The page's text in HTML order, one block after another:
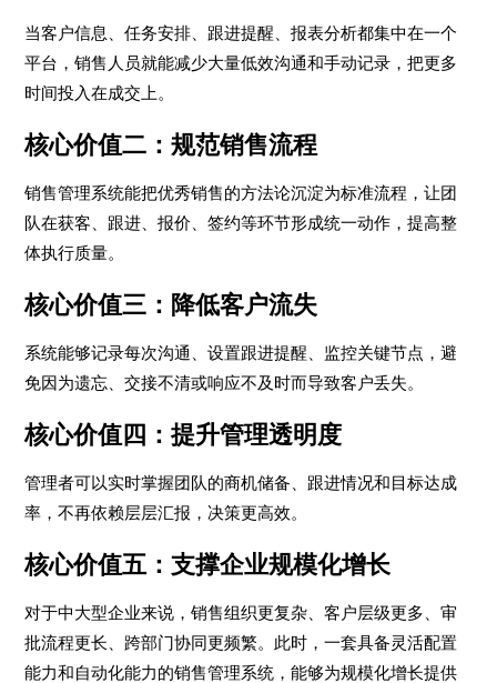
当客户信息、任务安排、跟进提醒、报表分析都集中在一个
平台，销售人员就能减少大量低效沟通和手动记录，把更多
时间投入在成交上。
核心价值二：规范销售流程
销售管理系统能把优秀销售的方法论沉淀为标准流程，让团
队在获客、跟进、报价、签约等环节形成统一动作，提高整
体执行质量。
核心价值三：降低客户流失
系统能够记录每次沟通、设置跟进提醒、监控关键节点，避
免因为遗忘、交接不清或响应不及时而导致客户丢失。
核心价值四：提升管理透明度
管理者可以实时掌握团队的商机储备、跟进情况和目标达成
率，不再依赖层层汇报，决策更高效。
核心价值五：支撑企业规模化增长
对于中大型企业来说，销售组织更复杂、客户层级更多、审
批流程更长、跨部门协同更频繁。此时，一套具备灵活配置
能力和自动化能力的销售管理系统，能够为规模化增长提供